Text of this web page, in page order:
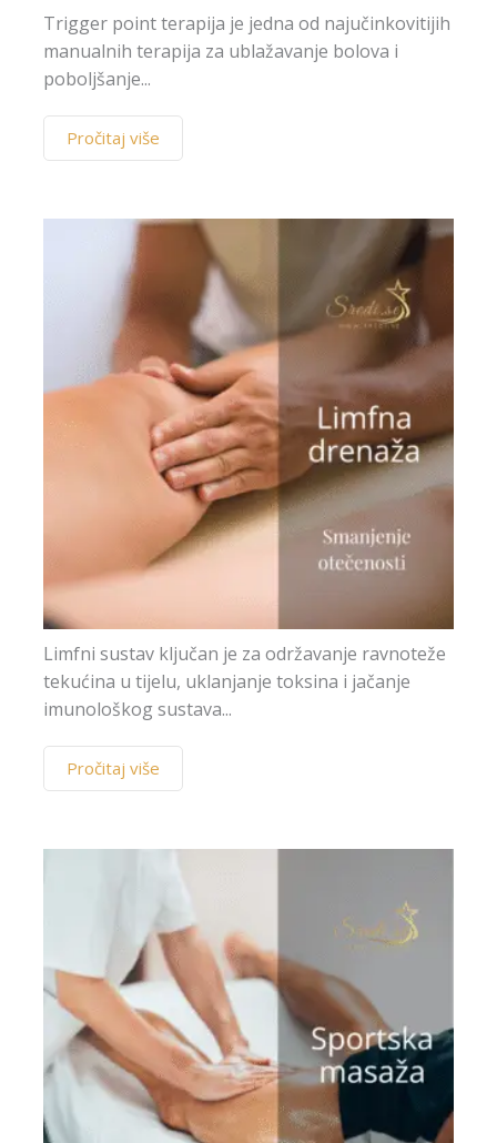
Trigger point terapija je jedna od najučinkovitijih
manualnih terapija za ublažavanje bolova i
poboljšanje...
Pročitaj više
Limfni sustav ključan je za održavanje ravnoteže
tekućina u tijelu, uklanjanje toksina i jačanje
imunološkog sustava...
Pročitaj više